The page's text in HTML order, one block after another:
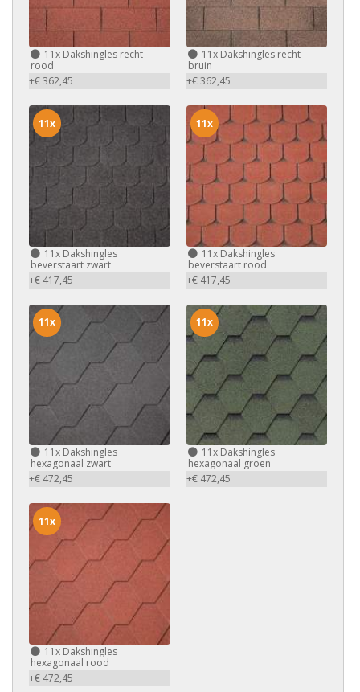
11x Dakshingles recht
rood
+€ 362,45
11xDakshingles recht
bruin
+€ 362,45
11x Dakshingles
beverstaart zwart
+€ 417,45
11x
11xDakshingles
beverstaart rood
+€ 417,45
11x
11x Dakshingles
hexagonaal zwart
+€ 472,45
11x
11xDakshingles
hexagonaal groen
+€ 472,45
11x
11x Dakshingles
hexagonaal rood
+€ 472,45
11x